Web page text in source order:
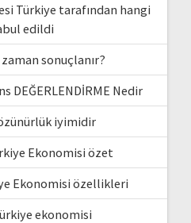
Türkiye tarafından hangi
edildi
sonuçlanır?
DEĞERLENDİRME Nedir
iyimidir
Ekonomisi özet
Ekonomisi özellikleri
ekonomisi